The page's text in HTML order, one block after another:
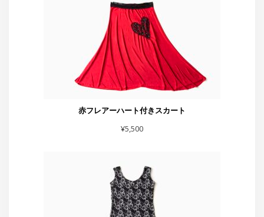
赤フレアーハート付きスカート
¥5,500